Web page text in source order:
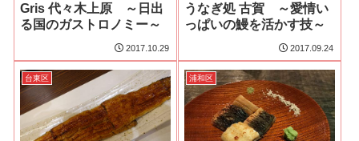
Gris 代々木上原 ～日出
る国のガストロノミー～
2017.10.29
うなぎ処 古賀 ～愛情い
っぱいの鰻を活かす技～
2017.09.24
台東区 浦和区